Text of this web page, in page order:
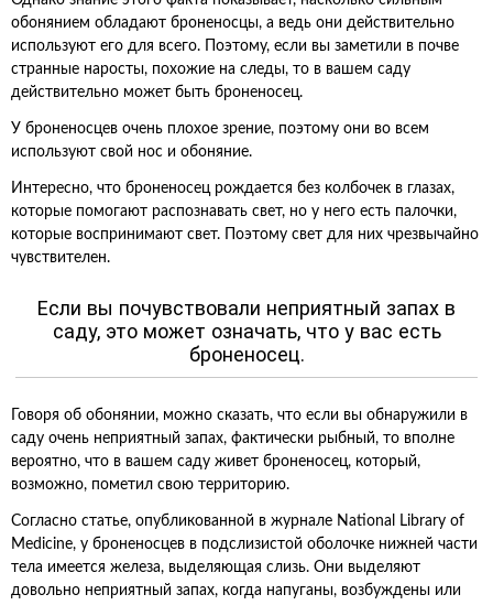
обонянием обладают броненосцы, а ведь они действительно
используют его для всего. Поэтому, если вы заметили в почве
странные наросты, похожие на следы, то в вашем саду
действительно может быть броненосец.
У броненосцев очень плохое зрение, поэтому они во всем
используют свой нос и обоняние.
Интересно, что броненосец рождается без колбочек в глазах,
которые помогают распознавать свет, но у него есть палочки,
которые воспринимают свет. Поэтому свет для них чрезвычайно
чувствителен.
Если вы почувствовали неприятный запах в
саду, это может означать, что у вас есть
броненосец.
Говоря об обонянии, можно сказать, что если вы обнаружили в
саду очень неприятный запах, фактически рыбный, то вполне
вероятно, что в вашем саду живет броненосец, который,
возможно, пометил свою территорию.
Согласно статье, опубликованной в журнале National Library of
Medicine, у броненосцев в подслизистой оболочке нижней части
тела имеется железа, выделяющая слизь. Они выделяют
довольно неприятный запах, когда напуганы, возбуждены или